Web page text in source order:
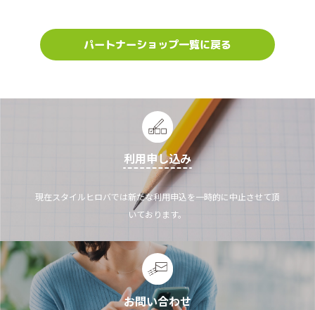
パートナーショップ一覧に戻る
利用申し込み
現在スタイルヒロバでは新たな利用申込を一時的に中止させて頂
いております。
お問い合わせ